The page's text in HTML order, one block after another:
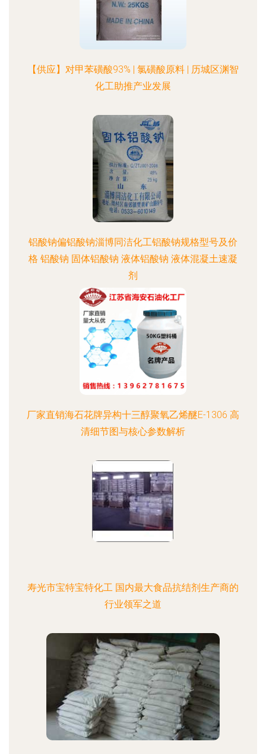
【供应】对甲苯磺酸93% | 氯磺酸原料 | 历城区渊智
化工助推产业发展
铝酸钠偏铝酸钠淄博同洁化工铝酸钠规格型号及价
格 铝酸钠 固体铝酸钠 液体铝酸钠 液体混凝土速凝
剂
厂家直销海石花牌异构十三醇聚氧乙烯醚E-1306 高
清细节图与核心参数解析
寿光市宝特宝特化工 国内最大食品抗结剂生产商的
行业领军之道